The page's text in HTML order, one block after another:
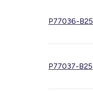
P77036-B25
P77037-B25